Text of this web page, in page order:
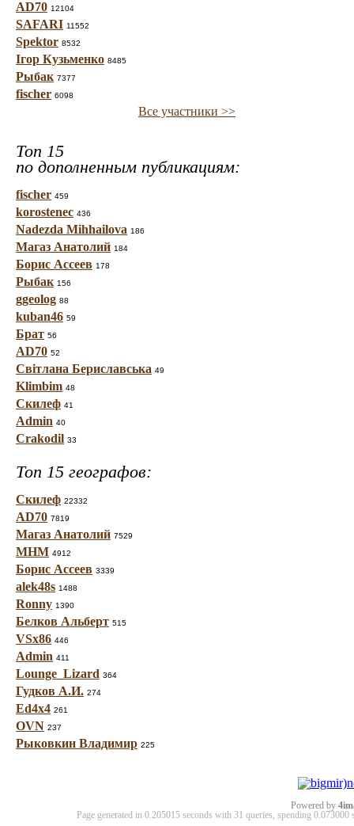
AD70 12104
SAFARI 11552
Spektor 8532
Ігор Кузьменко 8485
Рыбак 7377
fischer 6098
Все участники >>
Топ 15
по дополненным публикациям:
fischer 459
korostenec 436
Nadezda Mihhailova 186
Магаз Анатолий 184
Борис Ассеев 178
Рыбак 156
ggeolog 88
kuban46 59
Брат 56
AD70 52
Світлана Бериславська 49
Klimbim 48
Скилеф 41
Admin 40
Crakodil 33
Топ 15 географов:
Скилеф 22332
AD70 7819
Магаз Анатолий 7529
МНМ 4912
Борис Ассеев 3339
alek48s 1488
Ronny 1390
Белков Альберт 515
VSx86 446
Admin 411
Lounge_Lizard 364
Гудков А.И. 274
Ed4x4 261
OVN 237
Рыковкин Владимир 225
Powered by
Page generated in 0.205015 seconds with 31 queries, spending